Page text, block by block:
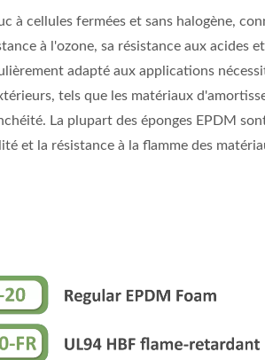
à cellules fermées et sans halogène,
à l'ozone, sa résistance aux acides
adapté aux applications
tels que les matériaux
La plupart des éponges EPDM
et la résistance à la flamme des